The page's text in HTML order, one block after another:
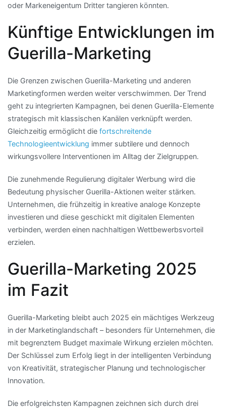
oder Markeneigentum Dritter tangieren könnten.
Künftige Entwicklungen im
Guerilla-Marketing
Die Grenzen zwischen Guerilla-Marketing und anderen
Marketingformen werden weiter verschwimmen. Der Trend
geht zu integrierten Kampagnen, bei denen Guerilla-Elemente
strategisch mit klassischen Kanälen verknüpft werden.
Gleichzeitig ermöglicht die fortschreitende
Technologieentwicklung immer subtilere und dennoch
wirkungsvollere Interventionen im Alltag der Zielgruppen.
Die zunehmende Regulierung digitaler Werbung wird die
Bedeutung physischer Guerilla-Aktionen weiter stärken.
Unternehmen, die frühzeitig in kreative analoge Konzepte
investieren und diese geschickt mit digitalen Elementen
verbinden, werden einen nachhaltigen Wettbewerbsvorteil
erzielen.
Guerilla-Marketing 2025
im Fazit
Guerilla-Marketing bleibt auch 2025 ein mächtiges Werkzeug
in der Marketinglandschaft – besonders für Unternehmen, die
mit begrenztem Budget maximale Wirkung erzielen möchten.
Der Schlüssel zum Erfolg liegt in der intelligenten Verbindung
von Kreativität, strategischer Planung und technologischer
Innovation.
Die erfolgreichsten Kampagnen zeichnen sich durch drei